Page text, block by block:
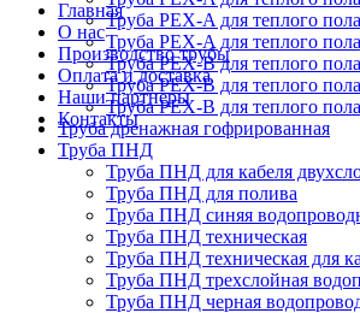
Труба PEX-A для теплого
Труба PEX-A для теплого
Труба PEX-B для теплого пола
Труба PEX-B для теплого
Труба PEX-B для теплого
Труба дренажная гофрированная
Труба ПНД
Труба ПНД для кабеля
Труба ПНД для полива
Труба ПНД синяя
Труба ПНД техническая
Труба ПНД техническая для
Труба ПНД трехслойная
Труба ПНД черная
Главная
О нас
Производство трубы
Оплата и доставка
Наши партнеры
Контакты